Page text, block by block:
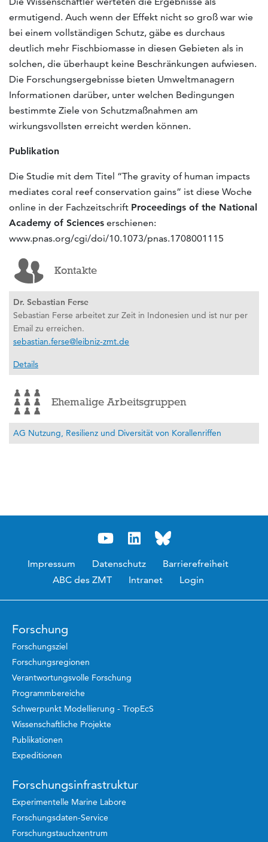
ermutigend. Auch wenn der Effekt nicht so groß war wie
bei einem vollständigen Schutz, gäbe es durchaus
deutlich mehr Fischbiomasse in diesen Gebieten als in
solchen, die überhaupt keine Beschränkungen aufwiesen.
Die Forschungsergebnisse bieten Umweltmanagern
Informationen darüber, unter welchen Bedingungen
bestimmte Ziele von Schutzmaßnahmen am
wirkungsvollsten erreicht werden können.
Publikation
Die Studie mit dem Titel “The gravity of human impacts
mediates coral reef conservation gains” ist diese Woche
online in der Fachzeitschrift Proceedings of the National
Academy of Sciences erschienen:
www.pnas.org/cgi/doi/10.1073/pnas.1708001115
Kontakte
Dr. Sebastian Ferse
Sebastian Ferse arbeitet zur Zeit in Indonesien und ist nur per
Email zu erreichen.
sebastian.ferse@leibniz-zmt.de
Details
Ehemalige Arbeitsgruppen
AG Nutzung, Resilienz und Diversität von Korallenriffen
Impressum Datenschutz
Barrierefreiheit
ABC des ZMT
Intranet Login
Forschung
Forschungsziel
Forschungsregionen
Verantwortungsvolle Forschung
Programmbereiche
Schwerpunkt Modellierung - TropEcS
Wissenschaftliche Projekte
Publikationen
Expeditionen
Forschungsinfrastruktur
Experimentelle Marine Labore
Forschungsdaten-Service
Forschungstauchzentrum